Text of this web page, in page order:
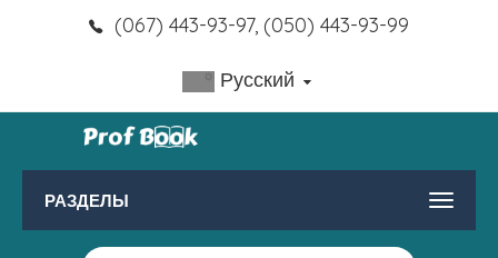
(067) 443-93-97, (050) 443-93-99
Русский
РАЗДЕЛЫ